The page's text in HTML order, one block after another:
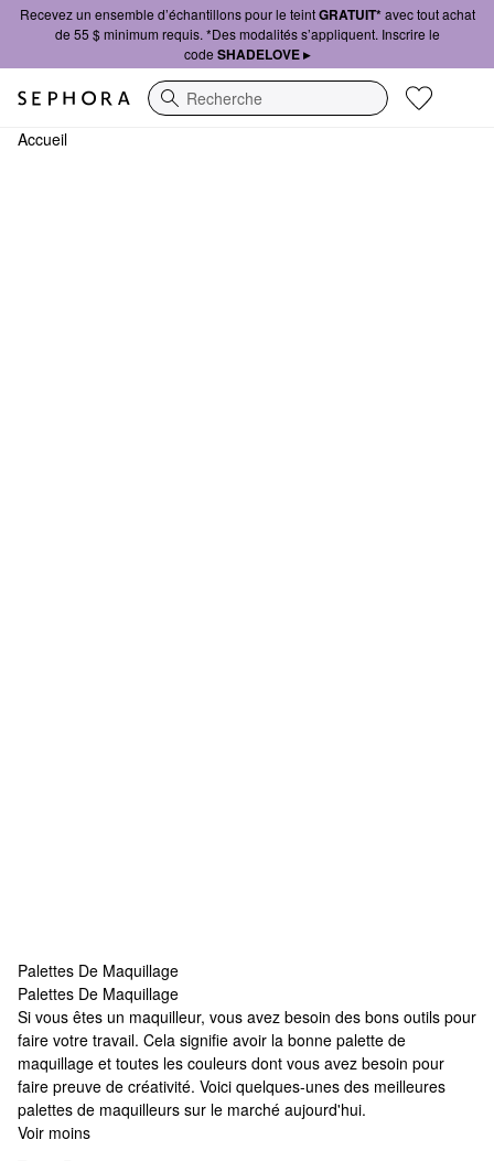
Recevez un ensemble d’échantillons pour le teintGRATUIT*avec tout achat
de 55 $ minimum requis. *Des modalités s’appliquent. Inscrire le
code SHADELOVE ▸
Recherche
Accueil
Palettes De Maquillage
Palettes De Maquillage
Palettes De Maquillage
Si vous êtes un maquilleur, vous avez besoin des bons outils pour
faire votre travail. Cela signifie avoir la bonne palette de
maquillage et toutes les couleurs dont vous avez besoin pour
faire preuve de créativité. Voici quelques-unes des meilleures
palettes de maquilleurs sur le marché aujourd'hui.
Voir moins